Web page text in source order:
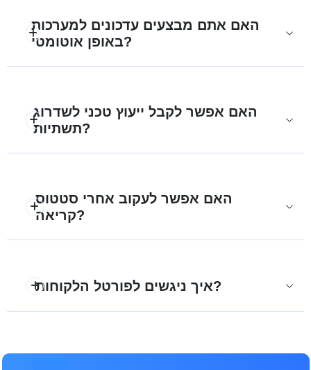
האם אתם מבצעים עדכונים למערכות
באופן אוטומטי?
האם אפשר לקבל ייעוץ טכני לשדרוג
תשתיות?
האם אפשר לעקוב אחרי סטטוס
קריאה?
איך ניגשים לפורטל הלקוחות?